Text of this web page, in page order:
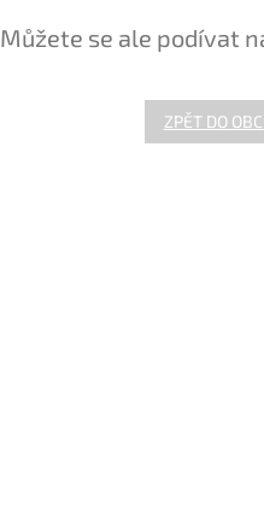
Můžete se ale podívat
ZPĚT DO